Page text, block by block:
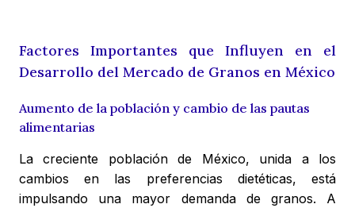
Factores Importantes que Influyen en el
Desarrollo del Mercado de Granos en México
Aumento de la población y cambio de las pautas
alimentarias
La creciente población de México, unida a los
cambios en las preferencias dietéticas, está
impulsando una mayor demanda de granos. A